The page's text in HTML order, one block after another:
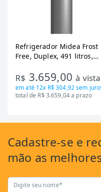
Refrigerador Midea Frost
Free, Duplex, 491 litros,
RT650EVK463)
R$ 3.659,00à vista
em até 12x R$ 304,92sem
total de R$ 3.659,04 a prazo
Cadastre-se e
mão as
Digite seu nome*